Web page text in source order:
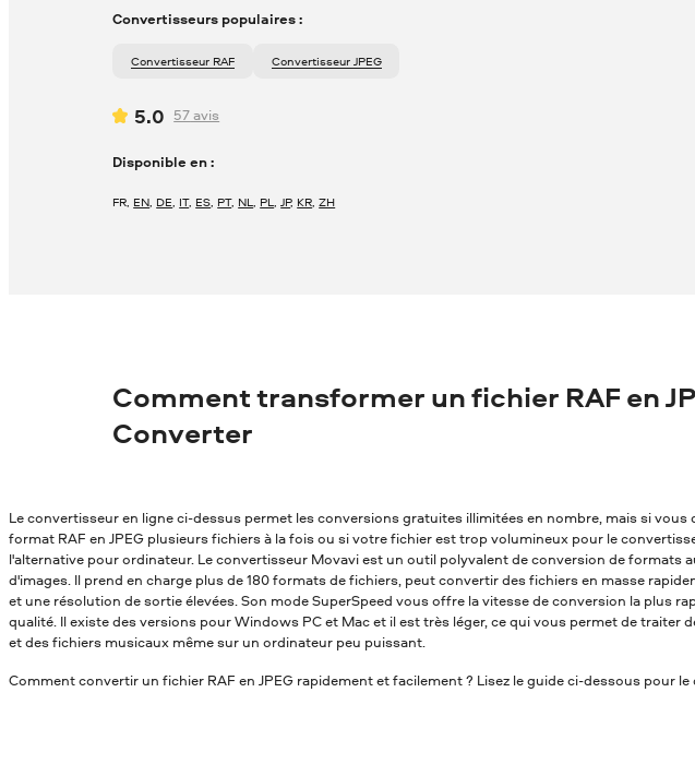
Convertisseurs populaires :
Convertisseur RAF Convertisseur JPEG
5.0 57 avis
Disponible en :
FR, EN, DE, IT, ES, PT, NL, PL,JP, KR,ZH
Comment transformer un fichier RAF en
Converter
Le convertisseur en ligne ci-dessus permet les conversions gratuites illimitées en nombre, mais si vous
format RAF en JPEG plusieurs fichiers à la fois ou si votre fichier est trop volumineux pour le
l'alternative pour ordinateur. Le convertisseur Movavi est un outil polyvalent de conversion de formats
d'images. Il prend en charge plus de 180 formats de fichiers, peut convertir des fichiers en masse
et une résolution de sortie élevées. Son mode SuperSpeed vous offre la vitesse de conversion la plus
qualité. Il existe des versions pour Windows PC et Mac et il est très léger, ce qui vous permet de traiter
et des fichiers musicaux même sur un ordinateur peu puissant.
Comment convertir un fichier RAF en JPEG rapidement et facilement ? Lisez le guide ci-dessous pour le